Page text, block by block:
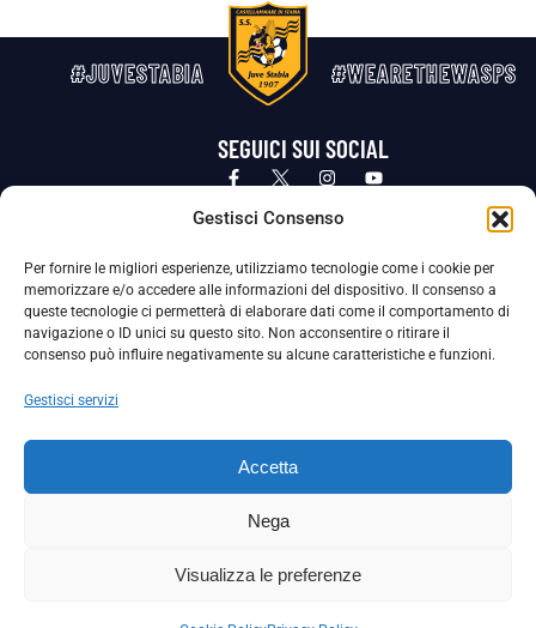
Gestisci Consenso
Per fornire le migliori esperienze, utilizziamo tecnologie come i cookie per
memorizzare e/o accedere alle informazioni del dispositivo. Il consenso a
queste tecnologie ci permetterà di elaborare dati come il comportamento di
navigazione o ID unici su questo sito. Non acconsentire o ritirare il
consenso può influire negativamente su alcune caratteristiche e funzioni.
Gestisci servizi
Accetta
Nega
Visualizza le preferenze
#JUVESTABIA #WEARETHEWASPS
SEGUICI SUI SOCIAL
Privacy Policy Cookie Policy
La Società ha nominato il Responsabile della Protezione dei Dati Personali (DPO), figura specializzata che vigila sulle modalità
adottate dalla nostra Società per tutelare i Suoi dati personali.
Per contattare il DPO può scrivere a
La Società ha inoltre adottato un proprio Codice Etico, consultabile al seguente link:
Scarica il Codice Etico